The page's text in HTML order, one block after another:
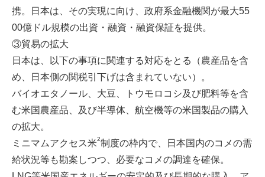
携。日本は、その実現に向け、政府系金融機関が最大55
00億ドル規模の出資・融資・融資保証を提供。
③貿易の拡大
日本は、以下の事項に関連する対応をとる（農産品を含
め、日本側の関税引下げは含まれていない）。
バイオエタノール、大豆、トウモロコシ及び肥料等を含
む米国農産品、及び半導体、航空機等の米国製品の購入
の拡大。
ミニマムアクセス米2制度の枠内で、日本国内のコメの需
給状況等も勘案しつつ、必要なコメの調達を確保。